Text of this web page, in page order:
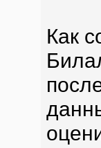
Как